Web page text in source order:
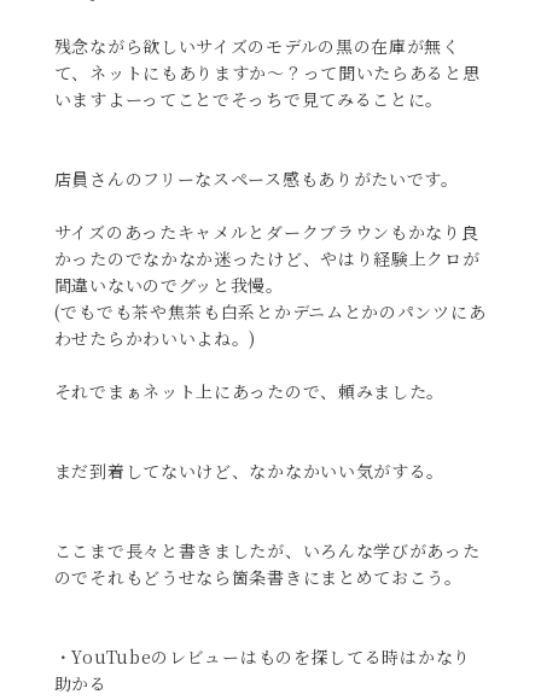
残念ながら欲しいサイズのモデルの黒の在庫が無く
て、ネットにもありますか〜？って聞いたらあると思
いますよーってことでそっちで見てみることに。
店員さんのフリーなスペース感もありがたいです。
サイズのあったキャメルとダークブラウンもかなり良
かったのでなかなか迷ったけど、やはり経験上クロが
間違いないのでグッと我慢。
(でもでも茶や焦茶も白系とかデニムとかのパンツにあ
わせたらかわいいよね。)
それでまぁネット上にあったので、頼みました。
まだ到着してないけど、なかなかいい気がする。
ここまで長々と書きましたが、いろんな学びがあった
のでそれもどうせなら箇条書きにまとめておこう。
・YouTubeのレビューはものを探してる時はかなり
助かる